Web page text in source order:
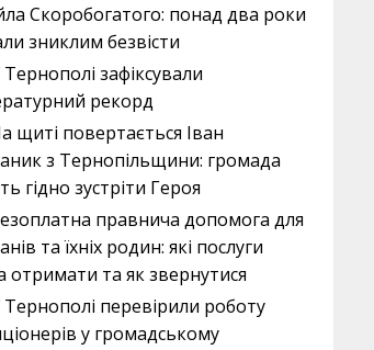
Скоробогатого: понад два роки
зниклим безвісти
зафіксували
рекорд
щиті повертається Іван
з Тернопільщини: громада
гідно зустріти Героя
правнича допомога для
та їхніх родин: які послуги
отримати та як звернутися
Тернополі перевірили роботу
у громадському